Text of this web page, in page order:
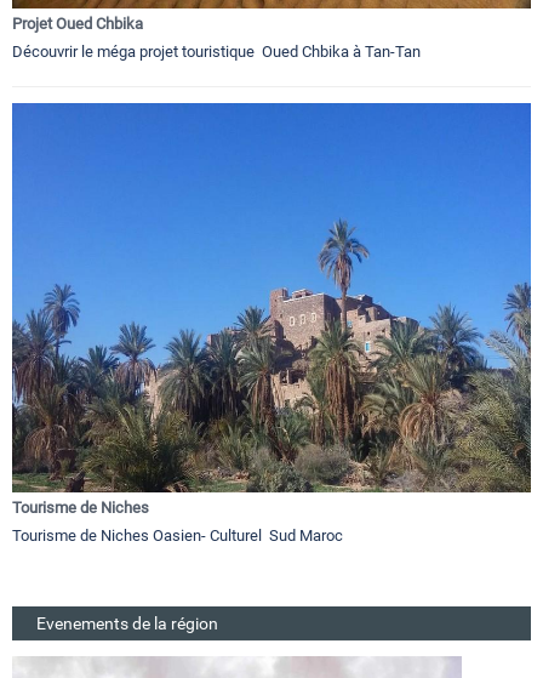
Projet Oued Chbika
Découvrir le méga projet touristique Oued Chbika à Tan-Tan
Tourisme de Niches
Tourisme de Niches Oasien- Culturel Sud Maroc
Evenements de la région